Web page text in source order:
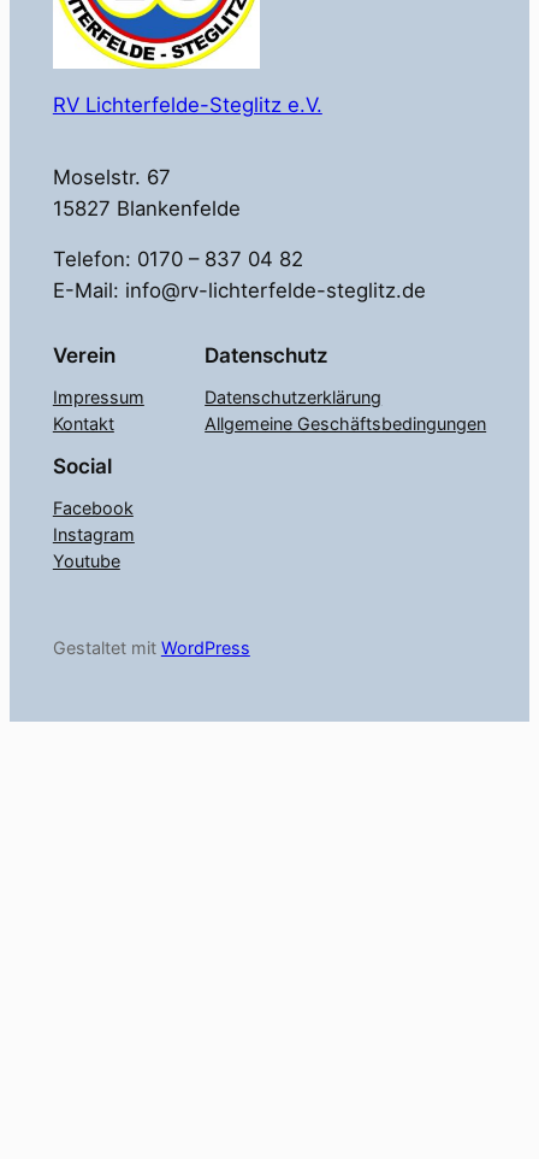
RV Lichterfelde-Steglitz e.V.
Moselstr. 67
15827 Blankenfelde
Telefon: 0170 – 837 04 82
E-Mail: info@rv-lichterfelde-steglitz.de
Verein
Impressum
Kontakt
Datenschutz
Datenschutzerklärung
Allgemeine Geschäftsbedingungen
Social
Facebook
Instagram
Youtube
Gestaltet mit WordPress